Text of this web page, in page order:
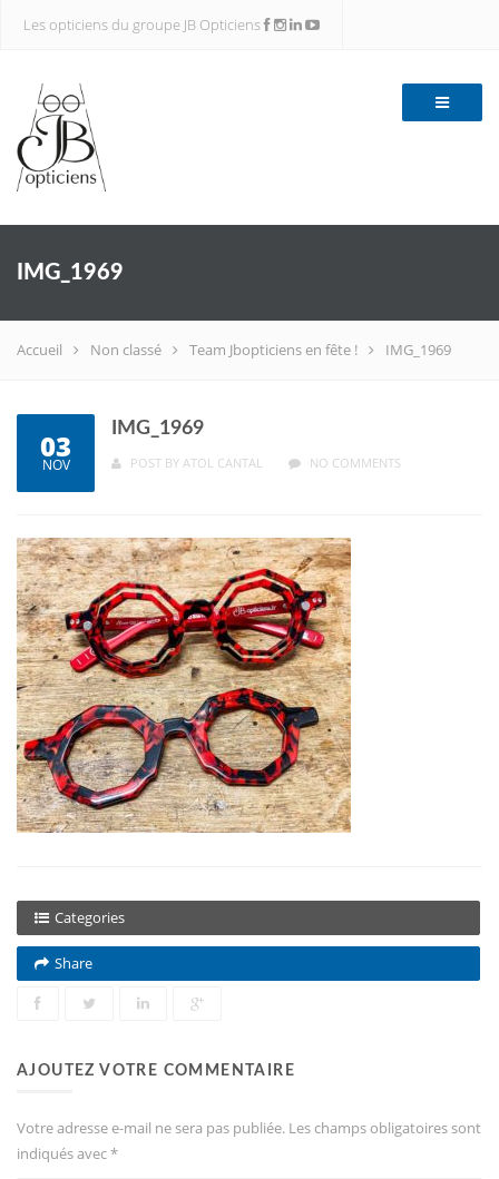
Les opticiens du groupe JB Opticiens
IMG_1969
Accueil Non classé Team Jbopticiens en fête ! IMG_1969
03
NOV
IMG_1969
POST BY ATOL CANTAL NO COMMENTS
Categories
Share
AJOUTEZ VOTRE COMMENTAIRE
Votre adresse e-mail ne sera pas publiée. Les champs obligatoires sont
indiqués avec*